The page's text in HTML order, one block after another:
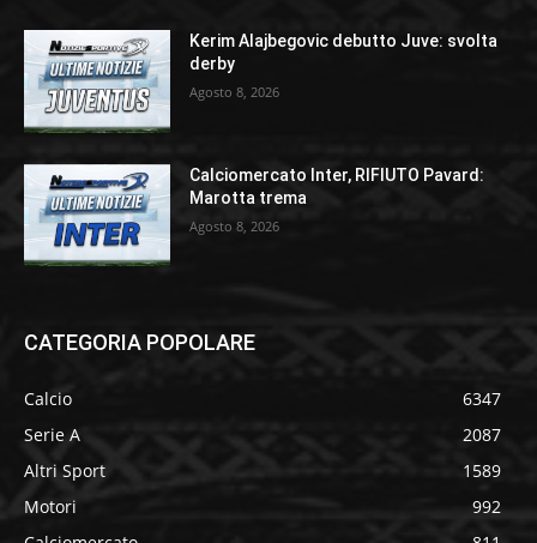
Kerim Alajbegovic debutto Juve: svolta
derby
Agosto 8, 2026
Calciomercato Inter, RIFIUTO Pavard:
Marotta trema
Agosto 8, 2026
CATEGORIA POPOLARE
Calcio
6347
Serie A
2087
Altri Sport
1589
Motori
992